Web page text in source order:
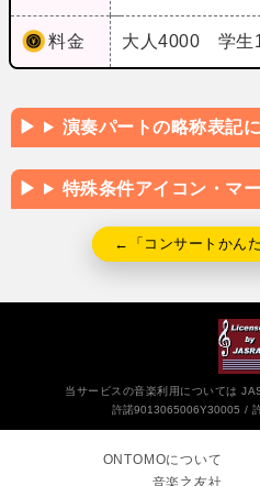
料金 大人4000 学生
演奏パートの略称表記
特殊条件アイコン・マ
←「コンサートかん
当サービスの音楽利用については
許諾9013065006Y30005
ONTOMOについて
音楽之友社